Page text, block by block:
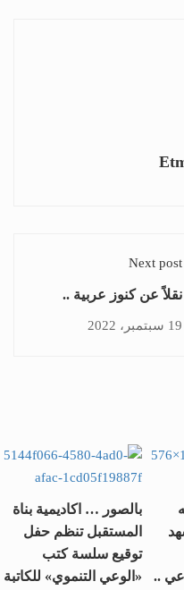
Next post
نقلاً عن كنوز عربية ..
19 سبتمبر، 2022
..
بالصور … اكاديمية بناة
المستقبل تنظم حفل
توقيع سلسة كتب
«الوعي التنموي» للكاتبة